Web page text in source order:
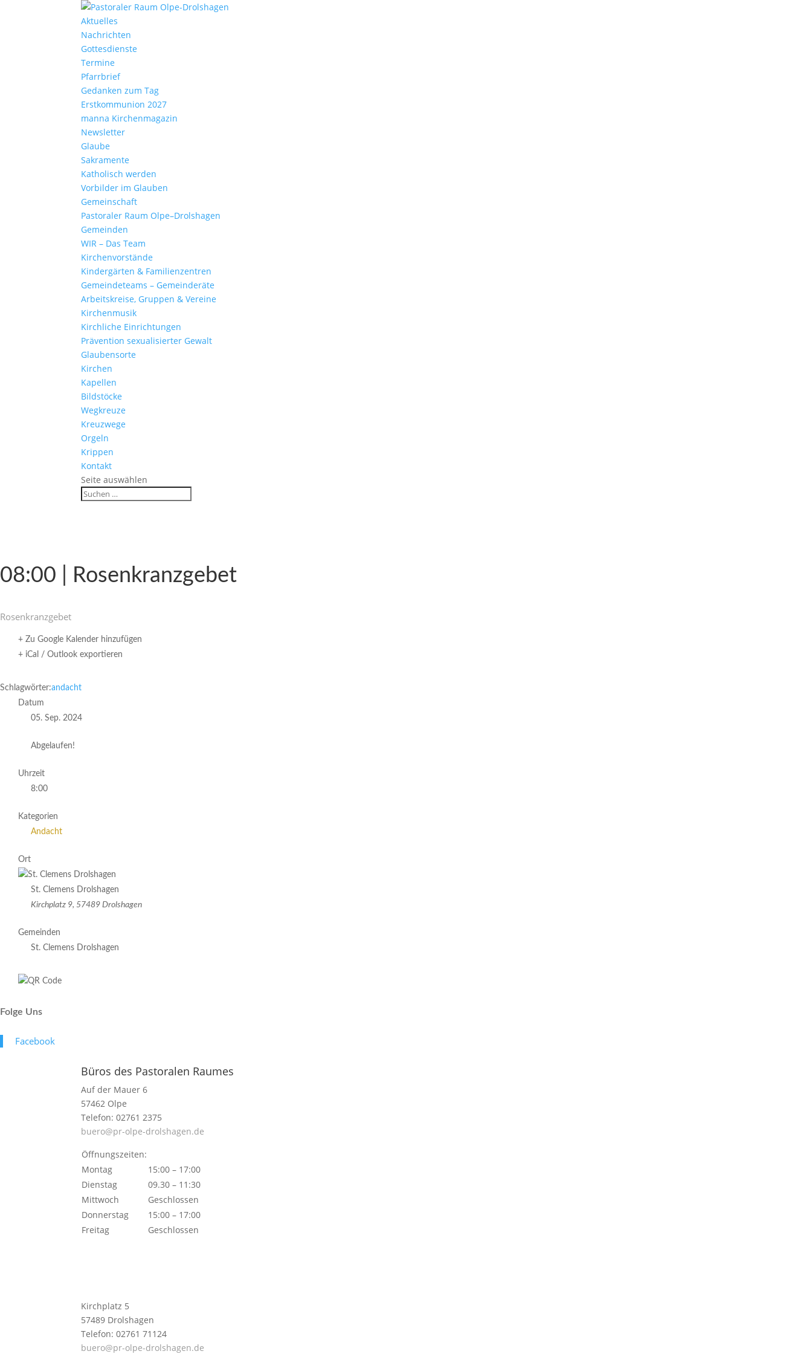
Aktu­elles
Nach­richten
Gottes­dienste
Termine
Pfarr­brief
Gedanken zum Tag
Erst­kom­mu­nion 2027
manna Kirchen­ma­gazin
News­letter
Glaube
Sakra­mente
Katho­lisch werden
Vorbilder im Glauben
Gemein­schaft
Pasto­raler Raum Olpe–Drolshagen
Gemeinden
WIR – Das Team
Kirchen­vor­stände
Kinder­gärten & Familienzentren
Gemein­de­teams – Gemeinderäte
Arbeits­kreise, Gruppen & Vereine
Kirchen­musik
Kirch­liche Einrichtungen
Präven­tion sexua­li­sierter Gewalt
Glau­ben­s­orte
Kirchen
Kapellen
Bild­stöcke
Wegkreuze
Kreuz­wege
Orgeln
Krippen
Kontakt
Seite auswählen
08:00 | Rosenkranzgebet
Rosen­kranz­gebet
+ Zu Google Kalender hinzufügen
+ iCal / Outlook exportieren
Schlagwörter:andacht
Datum
05. Sep. 2024
Abgelaufen!
Uhrzeit
8:00
Kategorien
Andacht
Ort
St. Clemens Drolshagen
Kirchplatz 9, 57489 Drolshagen
Gemeinden
St. Clemens Drolshagen
Folge Uns
Face­book
Büros des Pastoralen Raumes
Auf der Mauer 6
57462 Olpe
Telefon: 02761 2375
buero@pr-olpe-drolshagen.de
Öffnungszeiten:
Montag
15:00 – 17:00
Dienstag
09.30 – 11:30
Mittwoch
Geschlossen
Donnerstag
15:00 – 17:00
Freitag
Geschlossen
Kirchplatz 5
57489 Drolshagen
Telefon: 02761 71124
buero@pr-olpe-drolshagen.de